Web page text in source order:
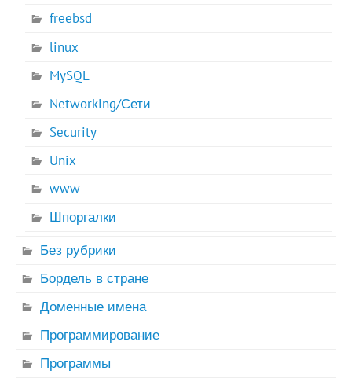
freebsd
linux
MySQL
Networking/Сети
Security
Unix
www
Шпоргалки
Без рубрики
Бордель в стране
Доменные имена
Программирование
Программы